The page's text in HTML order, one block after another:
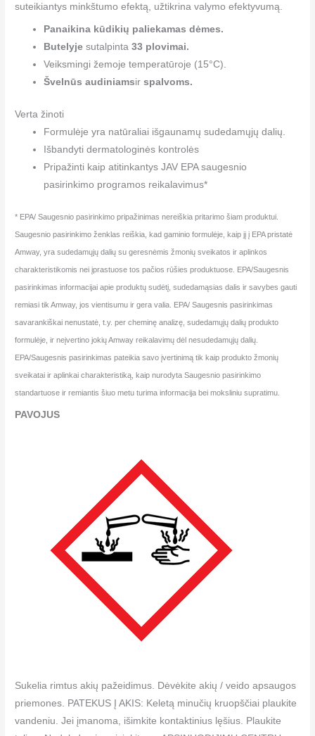
suteikiantys minkštumo efektą, užtikrina valymo efektyvumą.
Panaikina kūdikių paliekamas dėmes.
Butelyjesutalpinta33 plovimai.
Veiksmingi žemoje temperatūroje (15°C).
Švelnūs audiniamsirspalvoms.
Verta žinoti
Formulėje yra natūraliai išgaunamų sudedamųjų dalių.
Išbandyti dermatologinės kontrolės
Pripažinti kaip atitinkantys JAV EPA saugesnio
pasirinkimo programos reikalavimus*
* EPA/ Saugesnio pasirinkimo pripažinimas nereiškia pritarimo šiam produktui.
Saugesnio pasirinkimo ženklas reiškia, kad gaminio formulėje, kaip jį į EPA pristatė
Amway, yra sudedamųjų dalių su geresnėmis žmonių sveikatos ir aplinkos
charakteristikomis nei įprastuose tos pačios rūšies produktuose. EPA/Saugesnis
pasirinkimas informacijai apie produktų sudėtį, sudedamąsias dalis ir savybes gauti
remiasi tik Amway, jos vientisumu ir gera valia. EPA/ Saugesnis pasirinkimas
savarankiškai nenustatė, t.y. per cheminę analizę, sudedamųjų dalių produkto
formulėje, ir neįvertino jokių Amway reikalavimų dėl nesudedamųjų dalių.
EPA/Saugesnis pasirinkimas pateikia savo įvertinimą tik kaip produkto žmonių
sveikatai ir aplinkai charakteristiką, kaip nurodyta Saugesnio pasirinkimo
standartuose ir remiantis šiuo metu turima informacija bei moksliniu supratimu.
PAVOJUS
Sukelia rimtus akių pažeidimus. Dėvėkite akių / veido apsaugos
priemones. PATEKUS Į AKIS: Keletą minučių kruopščiai plaukite
vandeniu. Jei įmanoma, išimkite kontaktinius lęšius. Plaukite